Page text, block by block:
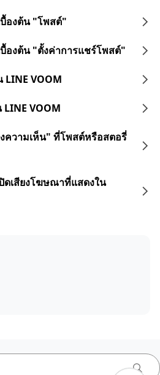
บื้องต้น "โพสต์"
บื้องต้น "ตั้งค่าการแชร์โพสต์"
VOOM
VOOM
ความเห็น" ที่โพสต์หรือสตอรี่
เสียงโฆษณาที่แสดงใน